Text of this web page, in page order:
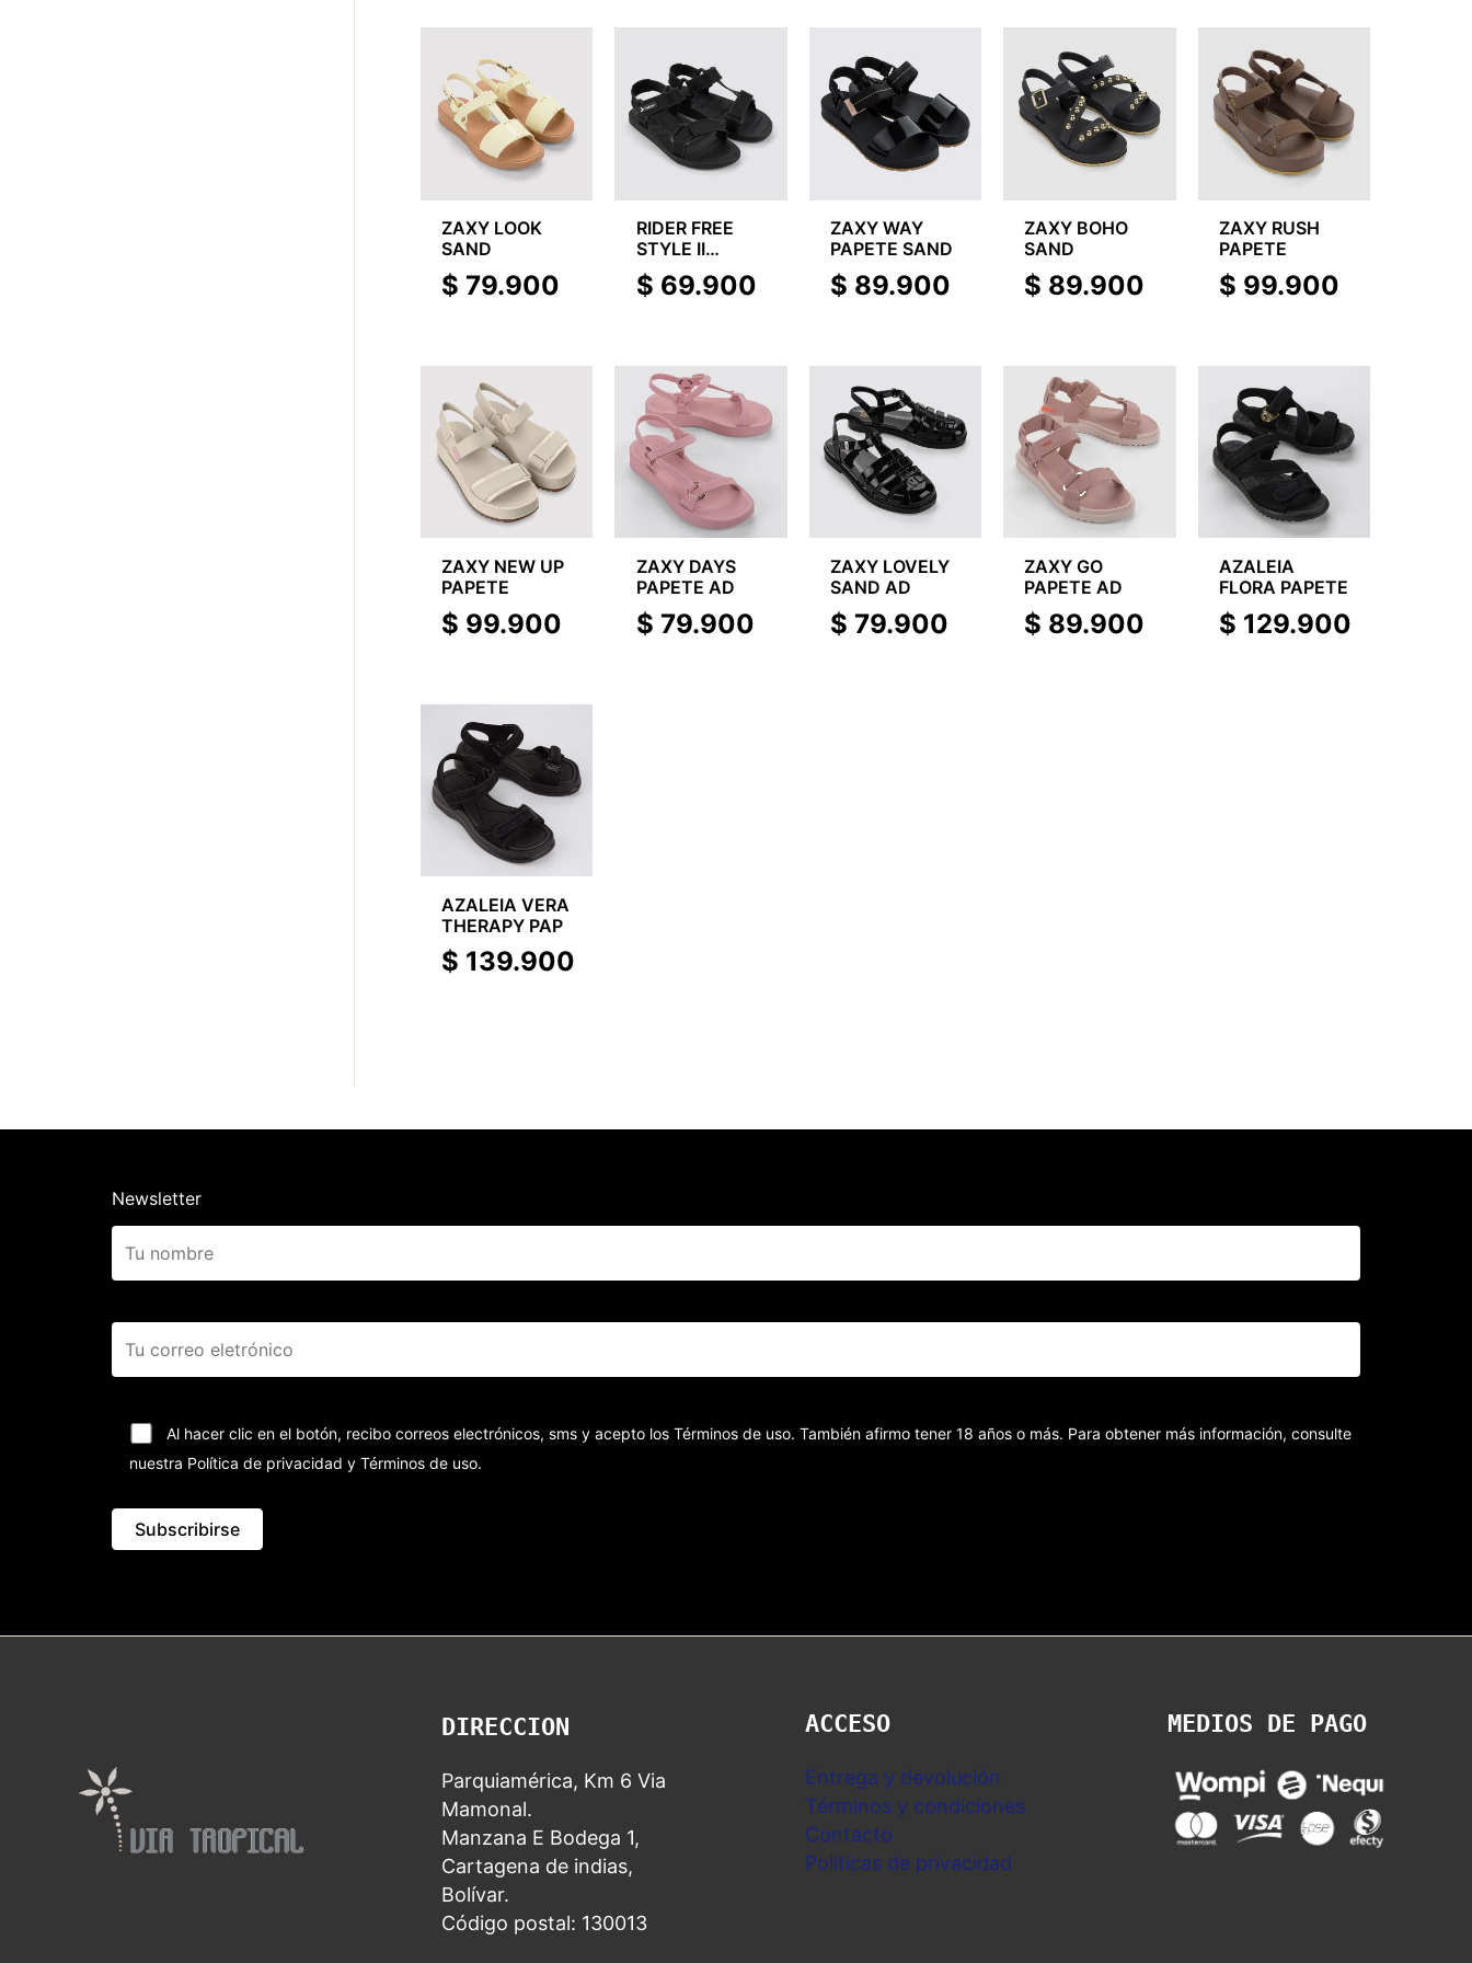
ZAXY LOOK
SAND
$ 79.900
RIDER FREE
STYLE II
PAPETE
$ 69.900
ZAXY WAY
PAPETE SAND
$ 89.900
ZAXY BOHO
SAND
$ 89.900
ZAXY RUSH
PAPETE
$ 99.900
ZAXY NEW UP
PAPETE
$ 99.900
ZAXY DAYS
PAPETE AD
$ 79.900
ZAXY LOVELY
SAND AD
$ 79.900
ZAXY GO
PAPETE AD
$ 89.900
AZALEIA
FLORA PAPETE
$ 129.900
AZALEIA VERA
THERAPY PAP
$ 139.900
Newsletter
Al hacer clic en el botón, recibo correos electrónicos, sms y acepto los Términos de uso. También afirmo tener 18 años o más. Para obtener más información, consulte
nuestra Política de privacidad y Términos de uso.
DIRECCION
Parquiamérica, Km 6 Via
Mamonal.
Manzana E Bodega 1,
Cartagena de indias,
Bolívar.
Código postal: 130013
ACCESO
Entrega y devolución
Términos y condiciones
Contacto
Politicas de privacidad
MEDIOS DE PAGO